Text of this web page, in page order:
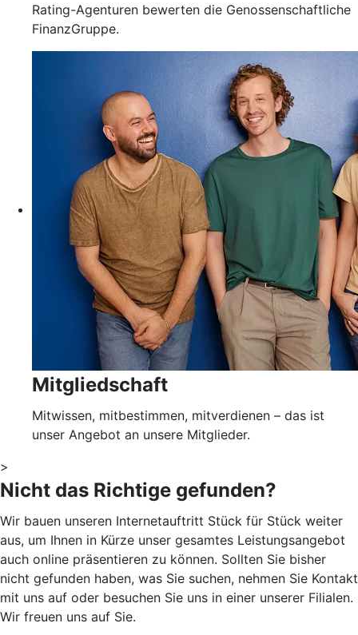
Rating-Agenturen bewerten die Genossenschaftliche
FinanzGruppe.
Mitgliedschaft
Mitwissen, mitbestimmen, mitverdienen – das ist
unser Angebot an unsere Mitglieder.
>
Nicht das Richtige gefunden?
Wir bauen unseren Internetauftritt Stück für Stück weiter
aus, um Ihnen in Kürze unser gesamtes Leistungsangebot
auch online präsentieren zu können. Sollten Sie bisher
nicht gefunden haben, was Sie suchen, nehmen Sie Kontakt
mit uns auf oder besuchen Sie uns in einer unserer Filialen.
Wir freuen uns auf Sie.